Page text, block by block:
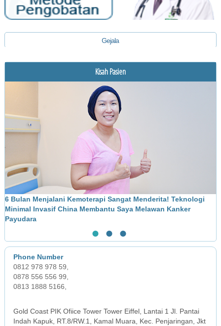
Gejala
Pengobatan
Kisah Pasien
6 Bulan Menjalani Kemoterapi Sangat Menderita! Teknologi
Minimal Invasif China Membantu Saya Melawan Kanker
Payudara
● ● ●
0812 978 978 59,
0878 556 556 99,
0813 1888 5166,
Gold Coast PIK Ofiice Tower Tower Eiffel, Lantai 1 Jl. Pantai
Indah Kapuk, RT.8/RW.1, Kamal Muara, Kec. Penjaringan, Jkt